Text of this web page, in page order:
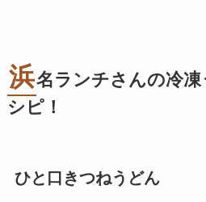
浜名ランチさんの冷
シピ！
ひと口きつねうどん